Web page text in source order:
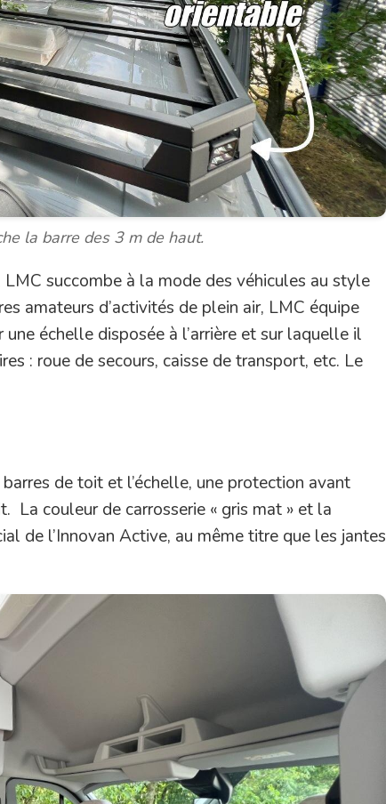
la barre des 3 m de haut.
LMC succombe à la mode des véhicules au style
amateurs d’activités de plein air, LMC équipe
échelle disposée à l’arrière et sur laquelle il
: roue de secours, caisse de transport, etc. Le
de toit et l’échelle, une protection avant
La couleur de carrosserie « gris mat » et la
de l’Innovan Active, au même titre que les jantes